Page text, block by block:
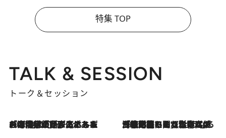
特集 TOP
TALK & SESSION
トーク＆セッション
2026.8.3
「今後値上げがあるとすれば…」「リスクがあるのは今年の冬」エネルギー専門家が語る、ホルムズ海峡封鎖が家庭にもたらす“ある心配” 2026.8.3
「住宅建てられない…」「サーチャージ料の高値が続いている」ホルムズ海峡封鎖による影響はいつまで続く？《エネルギー専門家に聞く“どうなる日本の暮らし”》